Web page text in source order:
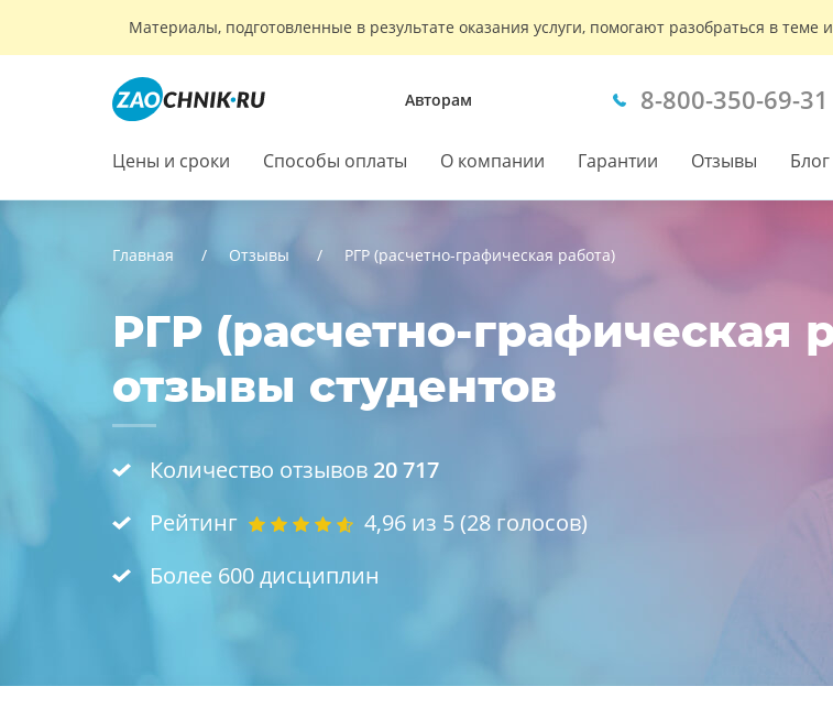
Материалы, подготовленные в результате оказания услуги, помогают разобраться в
Авторам 8-800-350-69-31
Цены и сроки Способы оплаты О компании Гарантии Отзывы Блог
Главная Отзывы РГР (расчетно-графическая работа)
РГР (расчетно-графическая
отзывы студентов
Количество отзывов 20 717
Рейтинг
4,96 из 5 (28 голосов)
Более 600 дисциплин